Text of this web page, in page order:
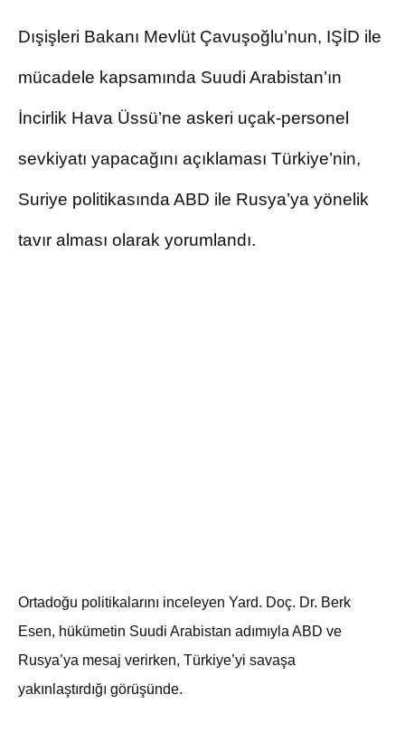
Dışişleri Bakanı Mevlüt Çavuşoğlu’nun, IŞİD ile
mücadele kapsamında Suudi Arabistan’ın
İncirlik Hava Üssü’ne askeri uçak-personel
sevkiyatı yapacağını açıklaması Türkiye’nin,
Suriye politikasında ABD ile Rusya’ya yönelik
tavır alması olarak yorumlandı.
Ortadoğu politikalarını inceleyen Yard. Doç. Dr. Berk
Esen, hükümetin Suudi Arabistan adımıyla ABD ve
Rusya’ya mesaj verirken, Türkiye’yi savaşa
yakınlaştırdığı görüşünde.